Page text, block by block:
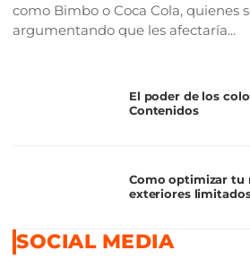
como Bimbo o Coca Cola, quienes
argumentando que les afectaría...
El poder de los
Contenidos
Como optimizar tu
exteriores
SOCIAL MEDIA